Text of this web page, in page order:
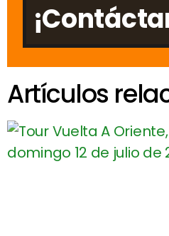
Artículos